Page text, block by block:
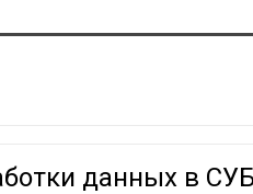
данных в